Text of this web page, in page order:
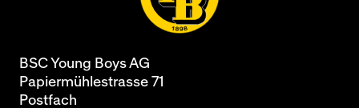
BSC Young Boys AG
Papiermühlestrasse 71
Postfach